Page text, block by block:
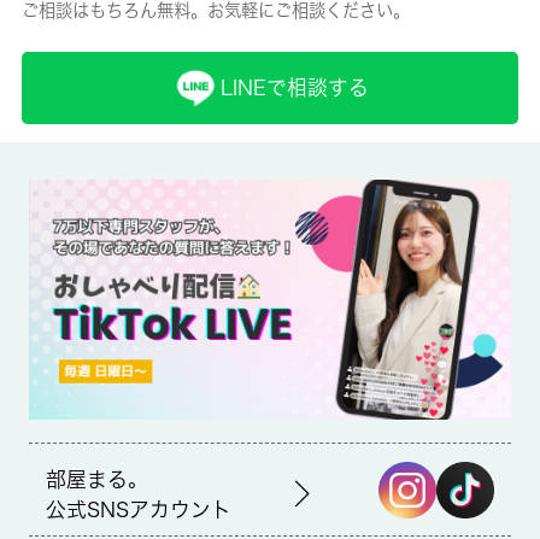
保険名/保険期間
-/2年
●保証会社必須（全保連・ジェイリース・GTN） 日本国籍の方：
初回保証料【賃料+管理費】の50％ 外国籍の方 ：初回保証料
【賃料+管理費】の70％ （更新保証料：1年ごと10,000円） ※
学生特典：初回・更新保証料無料（日本国籍の方） ※海外審査可
能（外国籍の方） ※一部法人契約は、保証会社未加入相談可能
（礼金１カ月積増）
一般/2年
取引形態
ご相談はもちろん無料。お気軽にご相談ください。
LINEで相談する
部屋まる。
公式SNSアカウント